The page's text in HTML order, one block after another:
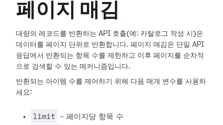
페이지 매김
대량의 레코드를 반환하는 API 호출(예: 카탈로그 작성 시)은
데이터를 페이지 단위로 반환합니다. 페이지 매김은 단일 API
응답에서 반환되는 항목 수를 제한하고 이후 페이지를 순차적
으로 검색할 수 있는 메커니즘입니다.
반환되는 아이템 수를 제어하기 위해 다음 매개 변수를 사용하
세요:
limit - 페이지당 항목 수